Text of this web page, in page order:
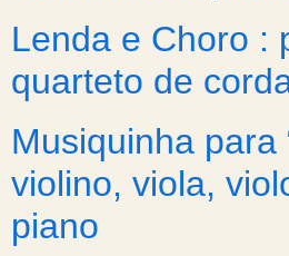
Lenda e Choro :
quarteto de
Musiquinha para
violino, viola,
piano